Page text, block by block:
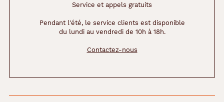
Service et appels gratuits
Pendant l'été, le service clients est disponible
du lundi au vendredi de 10h à 18h.
Contactez-nous